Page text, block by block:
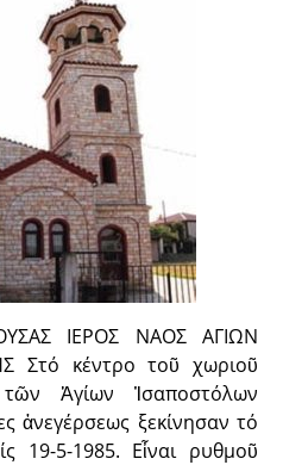
ΙΕΡΟΣ ΝΑΟΣ ΑΓΙΩΝ
Στό κέντρο τοῦ χωριοῦ
Ἁγίων Ἰσαποστόλων
ἀνεγέρσεως ξεκίνησαν τό
19-5-1985. Εἶναι ρυθμοῦ